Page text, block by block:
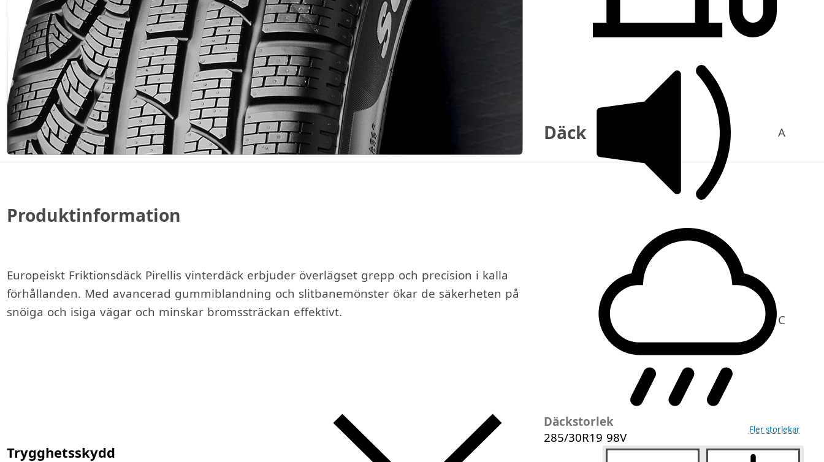
Däck A
C
Däckstorlek
285/30R19 98V
Fler storlekar
Produktinformation
Europeiskt Friktionsdäck Pirellis vinterdäck erbjuder överlägset grepp och precision i kalla
förhållanden. Med avancerad gummiblandning och slitbanemönster ökar de säkerheten på
snöiga och isiga vägar och minskar bromssträckan effektivt.
Trygghetsskydd